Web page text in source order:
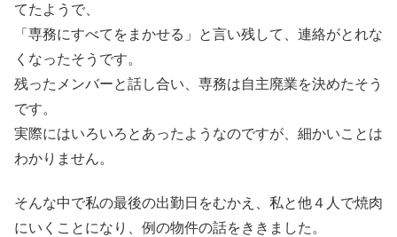
てたようで、
「専務にすべてをまかせる」と言い残して、連絡がとれな
くなったそうです。
残ったメンバーと話し合い、専務は自主廃業を決めたそう
です。
実際にはいろいろとあったようなのですが、細かいことは
わかりません。
そんな中で私の最後の出勤日をむかえ、私と他４人で焼肉
にいくことになり、例の物件の話をききました。